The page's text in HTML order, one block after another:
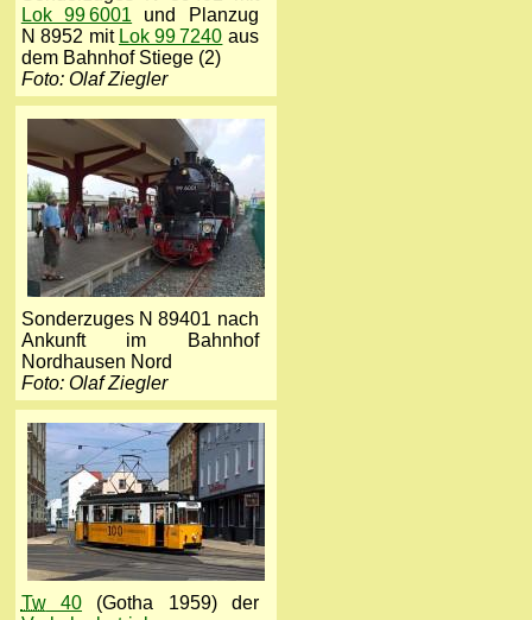
Lok 99 6001 und Planzug
N 8952 mit Lok 99 7240 aus
dem Bahnhof Stiege (2)
Foto: Olaf Ziegler
Sonderzuges N 89401 nach
Ankunft im Bahnhof
Nordhausen Nord
Foto: Olaf Ziegler
Tw40 (Gotha 1959) der